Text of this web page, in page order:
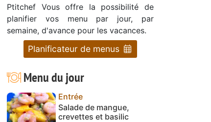
Ptitchef Vous offre la possibilité de
planifier vos menu par jour, par
semaine, d'avance pour les vacances.
Planificateur de menus
Menu du jour
Entrée
Salade de mangue,
crevettes et basilic